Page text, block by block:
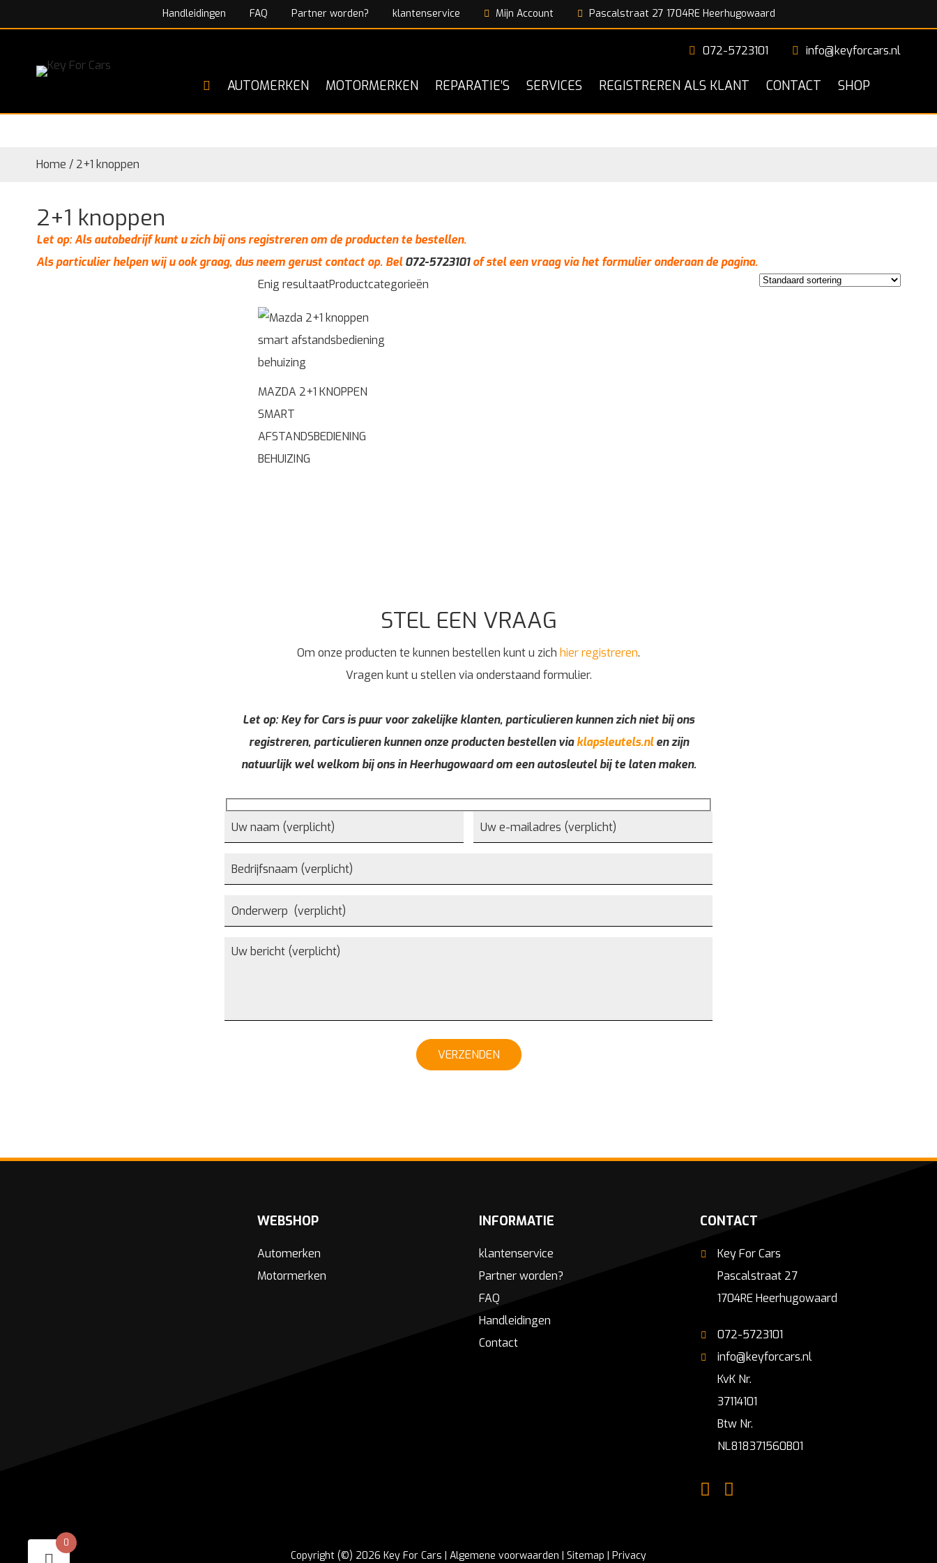
Handleidingen FAQ Partner worden? klantenservice Mijn Account Pascalstraat 27 1704RE Heerhugowaard
072-5723101 info@keyforcars.nl
AUTOMERKEN MOTORMERKEN REPARATIE’S SERVICES REGISTREREN ALS KLANT CONTACT SHOP
Home / 2+1 knoppen
2+1 knoppen
Let op: Als autobedrijf kunt u zich bij ons registreren om de producten te bestellen.
Als particulier helpen wij u ook graag, dus neem gerust contact op. Bel072-5723101of stel een vraag via het formulier onderaan de pagina.
Productcategorieën
Enig resultaat
MAZDA 2+1 KNOPPEN
SMART
AFSTANDSBEDIENING
BEHUIZING
STEL EEN VRAAG
Om onze producten te kunnen bestellen kunt u zich hier registreren.
Vragen kunt u stellen via onderstaand formulier.
Let op: Key for Cars is puur voor zakelijke klanten, particulieren kunnen zich niet bij ons
registreren, particulieren kunnen onze producten bestellen viaklapsleutels.nlen zijn
natuurlijk wel welkom bij ons in Heerhugowaard om een autosleutel bij te laten maken.
VERZENDEN
WEBSHOP
Automerken
Motormerken
INFORMATIE
klantenservice
Partner worden?
FAQ
Handleidingen
Contact
CONTACT
Key For Cars
Pascalstraat 27
1704RE Heerhugowaard
072-5723101
info@keyforcars.nl
KvK Nr.
37114101
Btw Nr.
NL818371560B01
Copyright (©) 2026 Key For Cars | Algemene voorwaarden Sitemap Privacy
0